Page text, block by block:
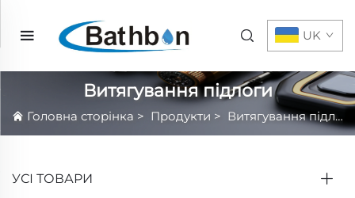
UK
Витягування підлоги
Головна сторінка > Продукти > Витягування підлоги
УСІ ТОВАРИ